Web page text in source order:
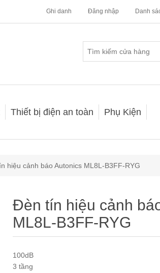
Ghi danh Đăng nhập Danh
Thiết bị điện an toàn Phụ Kiện
hiệu cảnh báo Autonics ML8L-B3FF-RYG
Đèn tín hiệu cảnh
ML8L-B3FF-RYG
100dB
3 tầng